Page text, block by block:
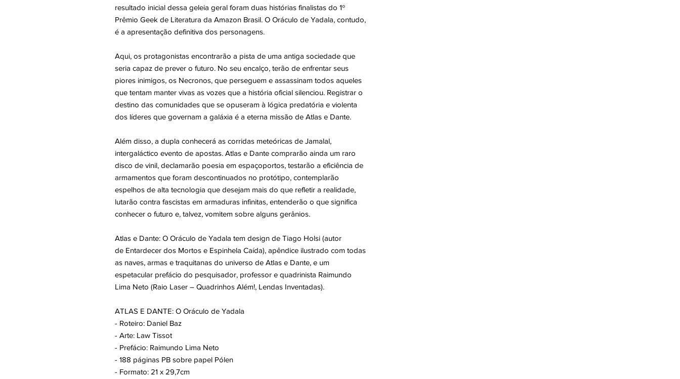
resultado inicial dessa geleia geral foram duas histórias finalistas do 1º
Prêmio Geek de Literatura da Amazon Brasil. O Oráculo de Yadala, contudo,
é a apresentação definitiva dos personagens.
Aqui, os protagonistas encontrarão a pista de uma antiga sociedade que
seria capaz de prever o futuro. No seu encalço, terão de enfrentar seus
piores inimigos, os Necronos, que perseguem e assassinam todos aqueles
que tentam manter vivas as vozes que a história oficial silenciou. Registrar o
destino das comunidades que se opuseram à lógica predatória e violenta
dos líderes que governam a galáxia é a eterna missão de Atlas e Dante.
Além disso, a dupla conhecerá as corridas meteóricas de Jamalal,
intergaláctico evento de apostas. Atlas e Dante comprarão ainda um raro
disco de vinil, declamarão poesia em espaçoportos, testarão a eficiência de
armamentos que foram descontinuados no protótipo, contemplarão
espelhos de alta tecnologia que desejam mais do que refletir a realidade,
lutarão contra fascistas em armaduras infinitas, entenderão o que significa
conhecer o futuro e, talvez, vomitem sobre alguns gerânios.
Atlas e Dante: O Oráculo de Yadala tem design de Tiago Holsi (autor
de Entardecer dos Mortos e Espinhela Caída), apêndice ilustrado com todas
as naves, armas e traquitanas do universo de Atlas e Dante, e um
espetacular prefácio do pesquisador, professor e quadrinista Raimundo
Lima Neto (Raio Laser – Quadrinhos Além!, Lendas Inventadas).
ATLAS E DANTE: O Oráculo de Yadala
- Roteiro: Daniel Baz
- Arte: Law Tissot
- Prefácio: Raimundo Lima Neto
- 188 páginas PB sobre papel Pólen
- Formato: 21 x 29,7cm